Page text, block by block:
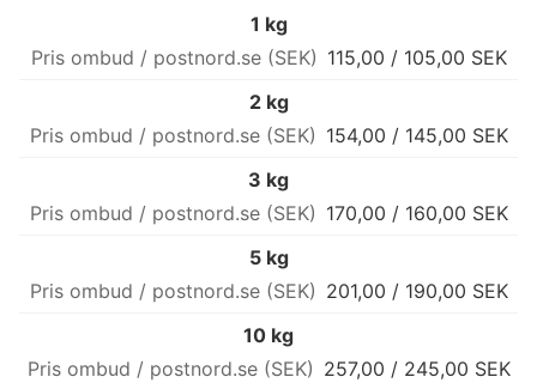
1 kg
115,00 / 105,00 SEK
2 kg
154,00 / 145,00 SEK
3 kg
170,00 / 160,00 SEK
5 kg
201,00 / 190,00 SEK
10 kg
257,00 / 245,00 SEK